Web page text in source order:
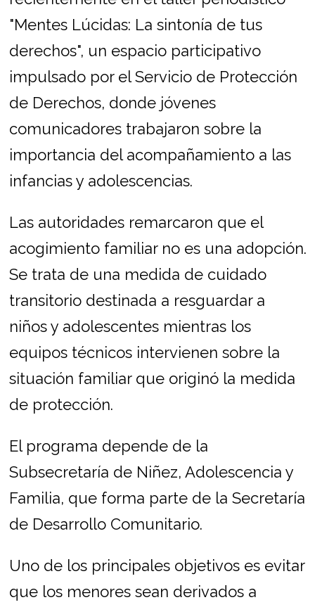
"Mentes Lúcidas: La sintonía de tus
derechos", un espacio participativo
impulsado por el Servicio de Protección
de Derechos, donde jóvenes
comunicadores trabajaron sobre la
importancia del acompañamiento a las
infancias y adolescencias.
Las autoridades remarcaron que el
acogimiento familiar no es una adopción.
Se trata de una medida de cuidado
transitorio destinada a resguardar a
niños y adolescentes mientras los
equipos técnicos intervienen sobre la
situación familiar que originó la medida
de protección.
El programa depende de la
Subsecretaría de Niñez, Adolescencia y
Familia, que forma parte de la Secretaría
de Desarrollo Comunitario.
Uno de los principales objetivos es evitar
que los menores sean derivados a